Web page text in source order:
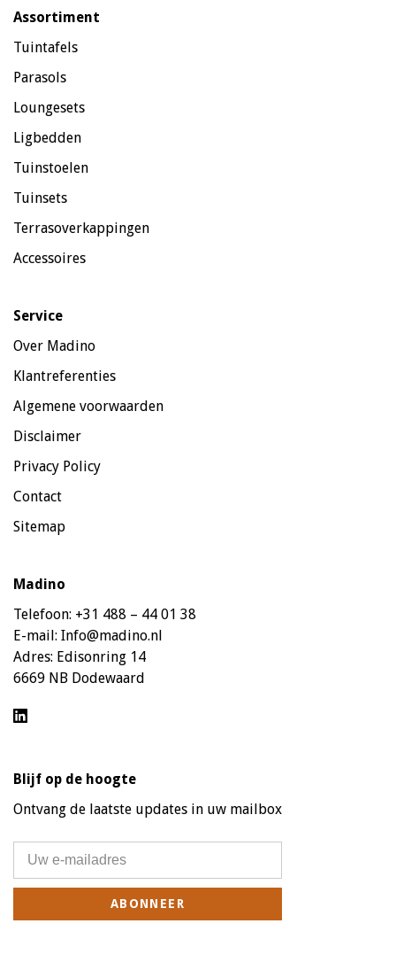
Assortiment
Tuintafels
Parasols
Loungesets
Ligbedden
Tuinstoelen
Tuinsets
Terrasoverkappingen
Accessoires
Service
Over Madino
Klantreferenties
Algemene voorwaarden
Disclaimer
Privacy Policy
Contact
Sitemap
Madino
Telefoon: +31 488 – 44 01 38
E-mail: Info@madino.nl
Adres: Edisonring 14
6669 NB Dodewaard
Blijf op de hoogte
Ontvang de laatste updates in uw mailbox
ABONNEER